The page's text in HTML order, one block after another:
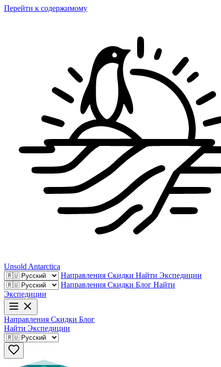
Перейти к содержимому
Unsold Antarctica
Направления Скидки Найти Экспедиции
Направления Скидки Блог Найти
Экспедиции
Направления Скидки Блог
Найти Экспедиции